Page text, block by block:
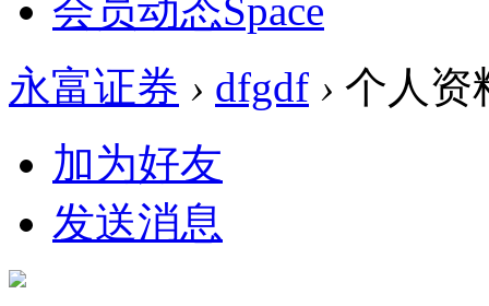
会员动态Space
永富证券 › dfgdf › 个人资
加为好友
发送消息